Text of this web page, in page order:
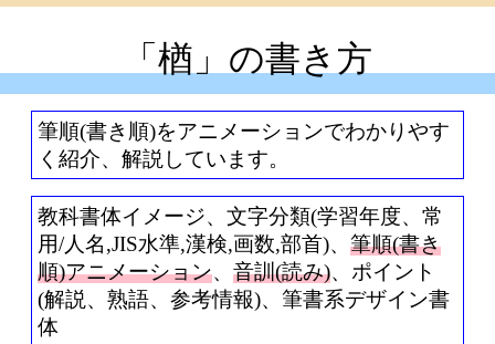
「楢」の書き方
筆順(書き順)をアニメーションでわかりやす
く紹介、解説しています。
教科書体イメージ、文字分類(学習年度、常
用/人名,JIS水準,漢検,画数,部首)、 筆順(書き
順)アニメーション、 音訓(読み)、ポイント
(解説、熟語、参考情報)、筆書系デザイン書
体